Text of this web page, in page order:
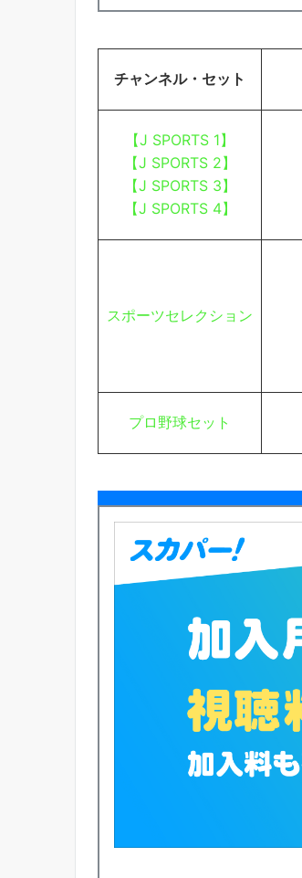
チャンネル・セット
【J SPORTS 1】
【J SPORTS 2】
【J SPORTS 3】
【J SPORTS 4】
スポーツセレクション
プロ野球セット